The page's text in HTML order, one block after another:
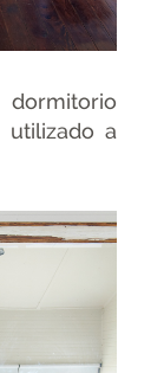
dormitorio
utilizado a